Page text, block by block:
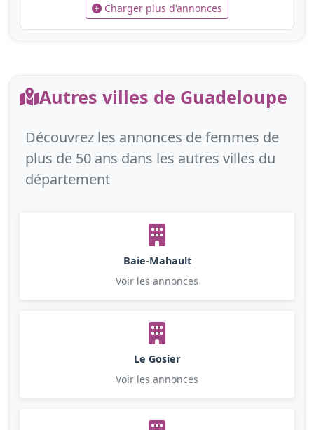
Charger plus d'annonces
Autres villes de Guadeloupe
Découvrez les annonces de femmes de
plus de 50 ans dans les autres villes du
département
Baie-Mahault
Voir les annonces
Le Gosier
Voir les annonces